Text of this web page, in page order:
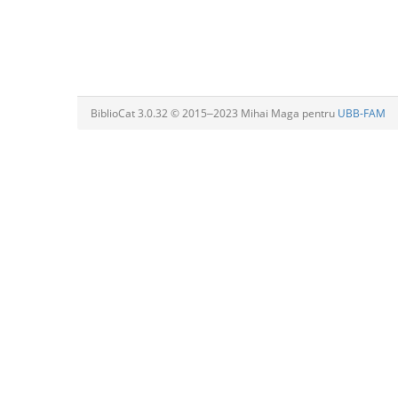
BiblioCat 3.0.32 © 2015‒2023 Mihai Maga pentru UBB-FAM